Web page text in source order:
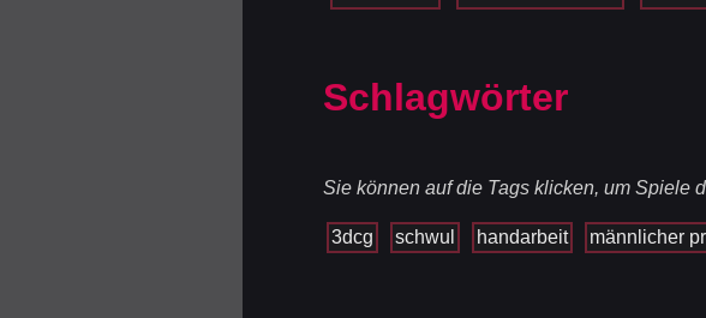
Schlagwörter
Sie können auf die Tags klicken, um Spiele
3dcg schwul handarbeit männlicher